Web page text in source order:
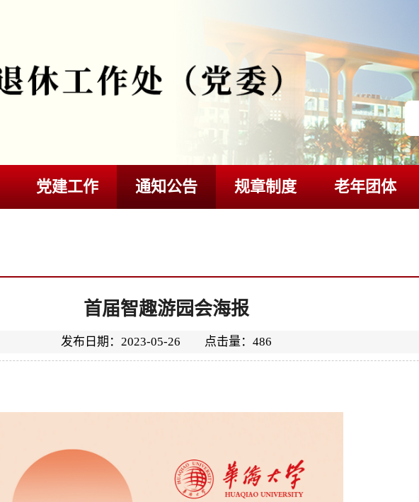
党建工作 通知公告 规章制度 老年团体
首届智趣游园会海报
发布日期：2023-05-26 点击量： 486